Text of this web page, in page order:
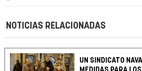
NOTICIAS RELACIONADAS
UN SINDICATO